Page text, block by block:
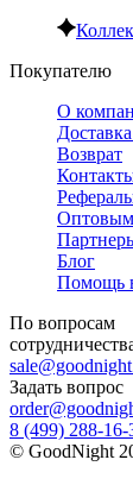
Покупателю
О
Возврат
Блог
Помощь
По вопросам
Задать вопрос
8 (499) 288-16-
© GoodNight